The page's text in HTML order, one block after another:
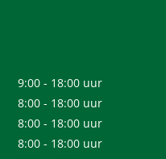
9:00 - 18:00 uur
8:00 - 18:00 uur
8:00 - 18:00 uur
8:00 - 18:00 uur